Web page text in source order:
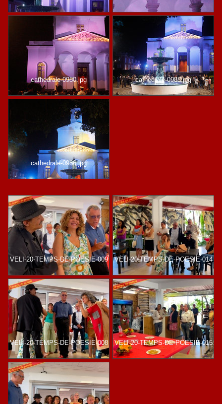
cathedrale-0980.jpg cathedrale-0988.jpg
cathedrale-0986.jpg
VELI-20-TEMPS-DE-POESIE-009 VELI-20-TEMPS-DE-POESIE-014
VELI-20-TEMPS-DE-POESIE-008 VELI-20-TEMPS-DE-POESIE-015